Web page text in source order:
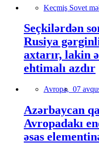
Keçmiş Sovet
Seçkilərdən
Rusiya
axtarır, lakin
ehtimalı azdır
Avropa, 07
Azərbaycan
Avropadakı
əsas